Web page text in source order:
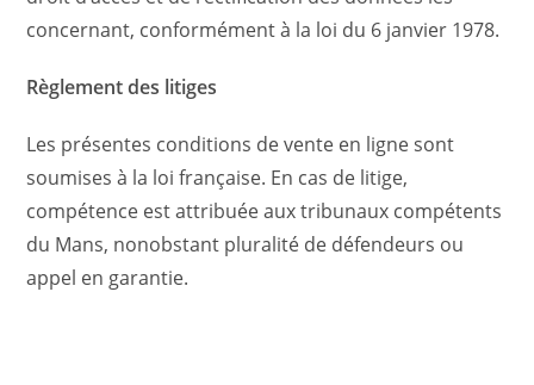
concernant, conformément à la loi du 6 janvier 1978.
Règlement des litiges
Les présentes conditions de vente en ligne sont
soumises à la loi française. En cas de litige,
compétence est attribuée aux tribunaux compétents
du Mans, nonobstant pluralité de défendeurs ou
appel en garantie.